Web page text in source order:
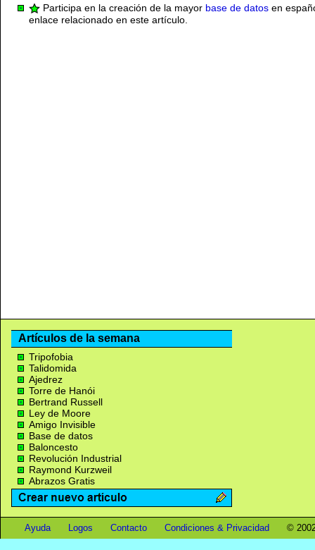
Participa en la creación de la mayor base de datos en
enlace relacionado en este artículo.
Artículos de la semana
Tripofobia
Talidomida
Ajedrez
Torre de Hanói
Bertrand Russell
Ley de Moore
Amigo Invisible
Base de datos
Baloncesto
Revolución Industrial
Raymond Kurzweil
Abrazos Gratis
Ayuda Logos Contacto Condiciones & Privacidad ©